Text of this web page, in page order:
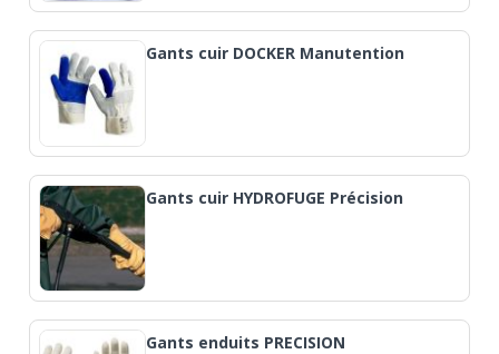
Gants cuir DOCKER Manutention
Gants cuir HYDROFUGE Précision
Gants enduits PRECISION